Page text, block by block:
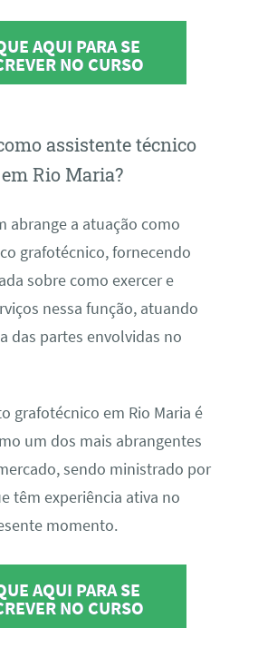
AQUI PARA SE
NO CURSO
assistente técnico
Rio Maria?
abrange a atuação como
grafotécnico, fornecendo
sobre como exercer e
nessa função, atuando
das partes envolvidas no
grafotécnico em Rio Maria é
um dos mais abrangentes
sendo ministrado por
têm experiência ativa no
momento.
AQUI PARA SE
NO CURSO